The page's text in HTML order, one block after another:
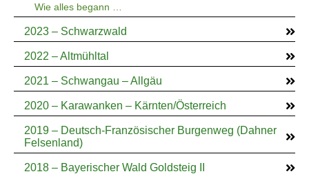
Wie alles begann …
2023 – Schwarzwald
2022 – Altmühltal
2021 – Schwangau – Allgäu
2020 – Karawanken – Kärnten/Österreich
2019 – Deutsch-Französischer Burgenweg (Dahner
Felsenland)
2018 – Bayerischer Wald Goldsteig II